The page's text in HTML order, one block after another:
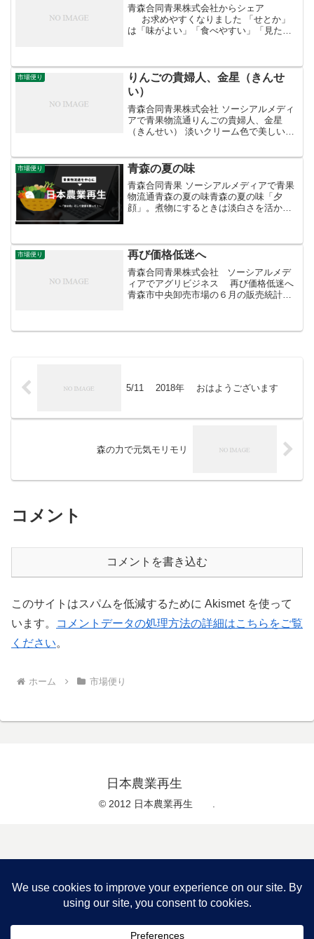
青森合同青果株式会社からシェア
お求めやすくなりました 「せとか」
は「味がよい」「食べやすい」「見た目
す。ハウス物か...
市場便り
りんごの貴婦人、金星（きんせ
い）
青森合同青果株式会社 ソーシアルメディ
アで青果物流通りんごの貴婦人、金星
（きんせい） 淡いクリーム色で美しい外
ジューシーで甘みが強く、香りのよさと
あいまって風味は抜群で...
市場便り 青森の夏の味
青森合同青果 ソーシアルメディアで青果
物流通青森の夏の味青森の夏の味「夕
顔」。煮物にするときは淡白さを活かし
感が心地よく、食欲の落ち...
市場便り 再び価格低迷へ
青森合同青果株式会社 ソーシアルメデ
ィアでアグリビジネス 再び価格低迷へ
青森市中央卸売市場の６月の販売統計が
5/11 2018年 おはようございます
森の力で元気モリモリ
コメント
コメントを書き込む
このサイトはスパムを低減するために Akismet を使って
います。
コメントデータの処理方法の詳細はこちらをご覧
ください。
ホーム 市場便り
日本農業再生
© 2012 日本農業再生 .